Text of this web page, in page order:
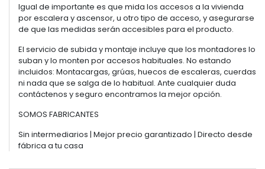
Igual de importante es que mida los accesos a la vivienda
por escalera y ascensor, u otro tipo de acceso, y asegurarse
de que las medidas serán accesibles para el producto.
El servicio de subida y montaje incluye que los montadores lo
suban y lo monten por accesos habituales. No estando
incluidos: Montacargas, grúas, huecos de escaleras, cuerdas
ni nada que se salga de lo habitual. Ante cualquier duda
contáctenos y seguro encontramos la mejor opción.
SOMOS FABRICANTES
Sin intermediarios | Mejor precio garantizado | Directo desde
fábrica a tu casa